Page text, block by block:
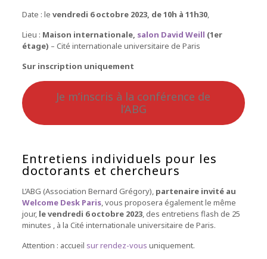
Date : le vendredi 6 octobre 2023, de 10h à 11h30,
Lieu : Maison internationale, salon David Weill (1er
étage) – Cité internationale universitaire de Paris
Sur inscription uniquement
Je m’inscris à la conférence de
l’ABG
Entretiens individuels pour les
doctorants et chercheurs
L’ABG (Association Bernard Grégory), partenaire invité au
Welcome Desk Paris, vous proposera également le même
jour, le vendredi 6 octobre 2023, des entretiens flash de 25
minutes , à la Cité internationale universitaire de Paris.
Attention : accueil sur rendez-vous uniquement.